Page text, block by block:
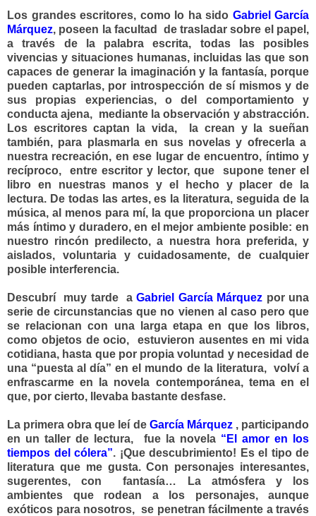
Los grandes escritores, como lo ha sido Gabriel García
Márquez, poseen la facultad de trasladar sobre el papel,
a través de la palabra escrita, todas las posibles
vivencias y situaciones humanas, incluidas las que son
capaces de generar la imaginación y la fantasía, porque
pueden captarlas, por introspección de sí mismos y de
sus propias experiencias, o del comportamiento y
conducta ajena, mediante la observación y abstracción.
Los escritores captan la vida, la crean y la sueñan
también, para plasmarla en sus novelas y ofrecerla a
nuestra recreación, en ese lugar de encuentro, íntimo y
recíproco, entre escritor y lector, que supone tener el
libro en nuestras manos y el hecho y placer de la
lectura. De todas las artes, es la literatura, seguida de la
música, al menos para mí, la que proporciona un placer
más íntimo y duradero, en el mejor ambiente posible: en
nuestro rincón predilecto, a nuestra hora preferida, y
aislados, voluntaria y cuidadosamente, de cualquier
posible interferencia.
Descubrí muy tarde a Gabriel García Márquez por una
serie de circunstancias que no vienen al caso pero que
se relacionan con una larga etapa en que los libros,
como objetos de ocio, estuvieron ausentes en mi vida
cotidiana, hasta que por propia voluntad y necesidad de
una “puesta al día” en el mundo de la literatura, volví a
enfrascarme en la novela contemporánea, tema en el
que, por cierto, llevaba bastante desfase.
La primera obra que leí de García Márquez, participando
en un taller de lectura, fue la novela “ El amor en los
tiempos del cólera”. ¡Que descubrimiento! Es el tipo de
literatura que me gusta. Con personajes interesantes,
sugerentes, con fantasía… La atmósfera y los
ambientes que rodean a los personajes, aunque
exóticos para nosotros, se penetran fácilmente a través